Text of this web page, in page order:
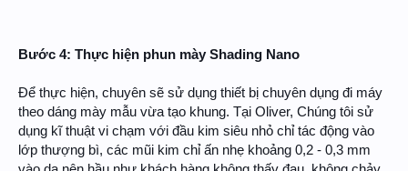
Bước 4: Thực hiện phun mày Shading Nano
Để thực hiện, chuyên sẽ sử dụng thiết bị chuyên dụng đi máy
theo dáng mày mẫu vừa tạo khung. Tại Oliver, Chúng tôi sử
dụng kĩ thuật vi chạm với đầu kim siêu nhỏ chỉ tác động vào
lớp thượng bì, các mũi kim chỉ ấn nhẹ khoảng 0,2 - 0,3 mm